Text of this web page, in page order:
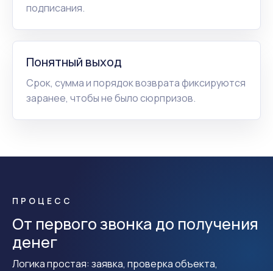
подписания.
Понятный выход
Срок, сумма и порядок возврата фиксируются
заранее, чтобы не было сюрпризов.
ПРОЦЕСС
От первого звонка до получения
денег
Логика простая: заявка, проверка объекта,